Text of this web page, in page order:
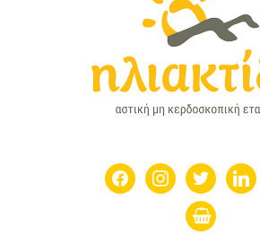
facebookinstagramtwitter linkedin
shopping-
basket